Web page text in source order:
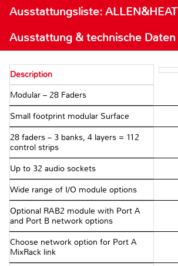
Ausstattungsliste:
Ausstattung & technische Daten
Description
Modular – 28 Faders
Small footprint modular Surface
28 faders – 3 banks, 4 layers = 112
control strips
Up to 32 audio sockets
Wide range of I/O module options
Optional RAB2 module with Port A
and Port B network options
Choose network option for Port A
MixRack link